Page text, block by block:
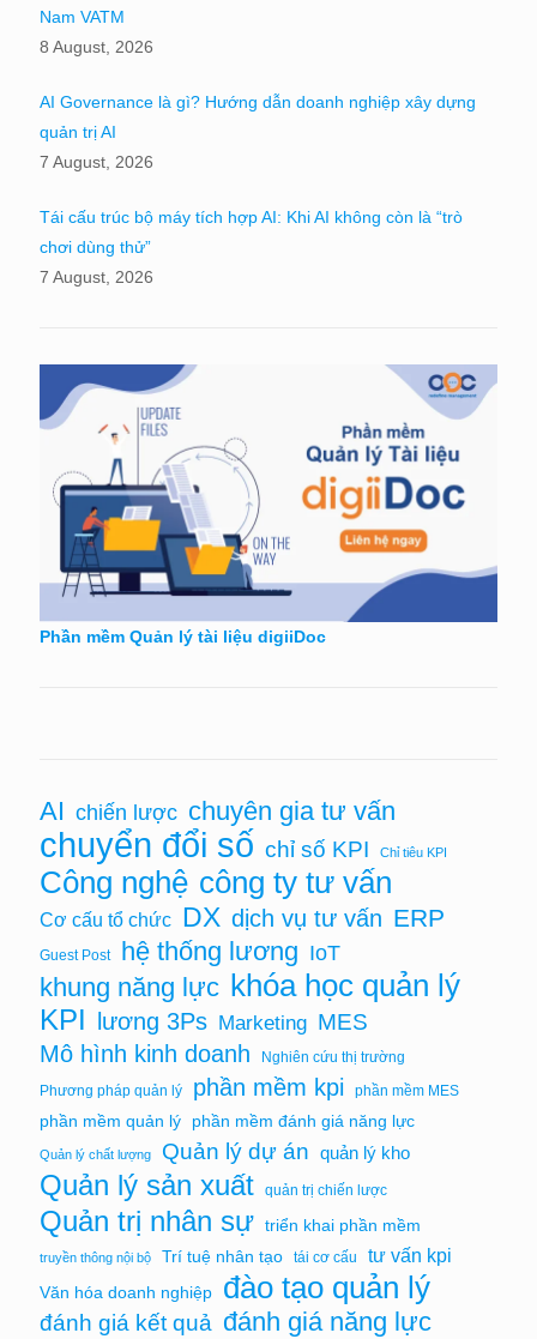
Nam VATM
8 August, 2026
AI Governance là gì? Hướng dẫn doanh nghiệp xây dựng
quản trị AI
7 August, 2026
Tái cấu trúc bộ máy tích hợp AI: Khi AI không còn là “trò
chơi dùng thử”
7 August, 2026
Phần mềm Quản lý tài liệu digiiDoc
AI chiến lược chuyên gia tư vấn
chuyển đổi số chỉ số KPI Chỉ tiêu KPI
Công nghệ công ty tư vấn
Cơ cấu tổ chức DX dịch vụ tư vấn ERP
Guest Post hệ thống lương IoT
khung năng lực khóa học quản lý
KPI lương 3Ps Marketing MES
Mô hình kinh doanh
Nghiên cứu thị trường
Phương pháp quản lý
phần mềm kpi phần mềm MES
phần mềm quản lý phần mềm đánh giá năng lực
Quản lý chất lượng Quản lý dự án quản lý kho
Quản lý sản xuất quản trị chiến lược
Quản trị nhân sự triển khai phần mềm
truyền thông nội bộ Trí tuệ nhân tạo tái cơ cấu tư vấn kpi
Văn hóa doanh nghiệp đào tạo quản lý
đánh giá kết quả đánh giá năng lực